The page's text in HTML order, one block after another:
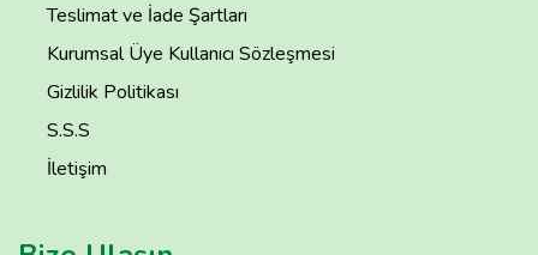
Teslimat ve İade Şartları
Kurumsal Üye Kullanıcı Sözleşmesi
Gizlilik Politikası
S.S.S
İletişim